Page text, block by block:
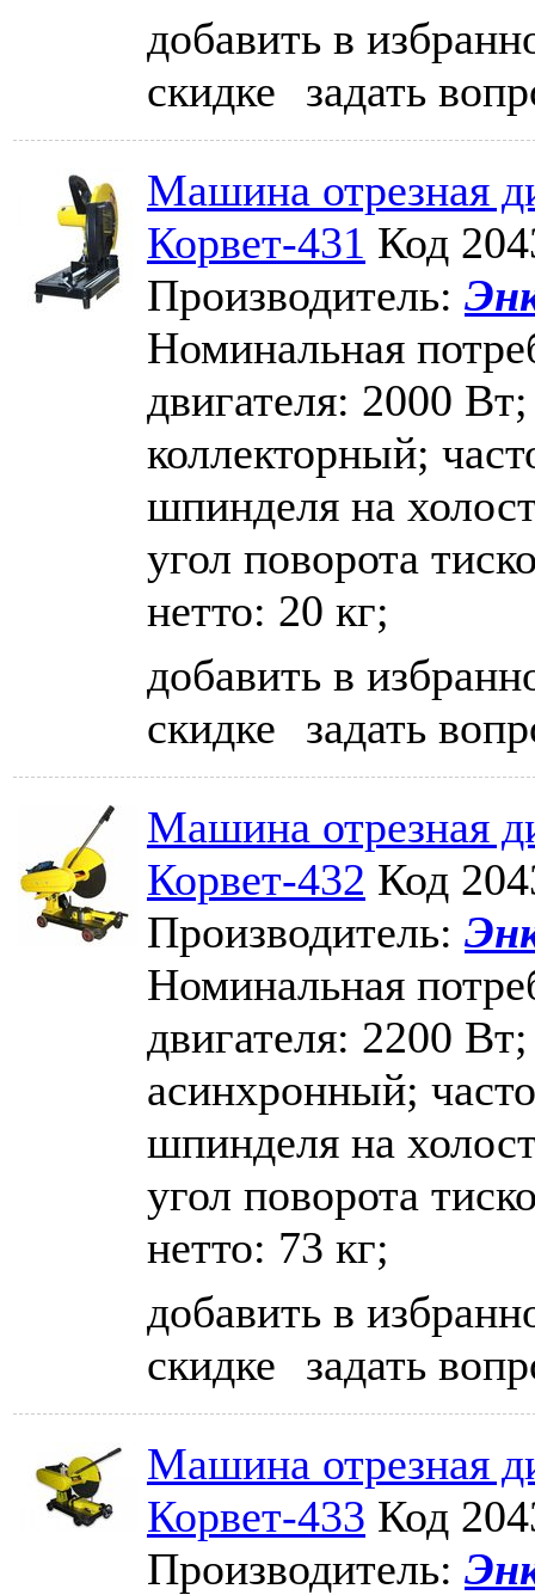
добавить в
скидке
задать
Машина отрезная
Корвет-431 Код
Производитель:
Номинальная
двигателя: 2000
коллекторный;
шпинделя на
угол поворота
нетто: 20 кг;
добавить в
скидке
задать
Машина отрезная
Корвет-432 Код
Производитель:
Номинальная
двигателя: 2200
асинхронный;
шпинделя на
угол поворота
нетто: 73 кг;
добавить в
скидке
задать
Машина отрезная
Корвет-433 Код
Производитель: